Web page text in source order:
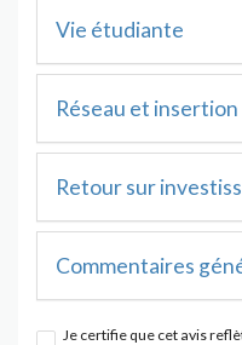
Vie étudiante
Réseau et
Retour sur
Commentaires
Je certifie que cet avis